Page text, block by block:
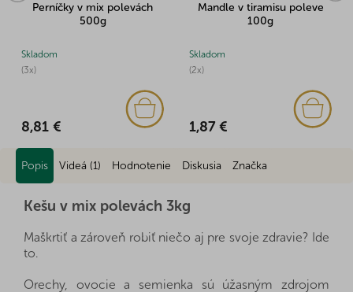
Perníčky v mix polevách
500g
(3x)
Skladom
8,81 €
Mandle v tiramisu poleve
100g
(2x)
Skladom
1,87 €
Popis Videá (1) Hodnotenie Diskusia Značka
Kešu v mix polevách 3kg
Maškrtiť a zároveň robiť niečo aj pre svoje zdravie? Ide
to.
Orechy, ovocie a semienka sú úžasným zdrojom